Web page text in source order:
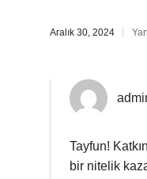
Aralık 30, 2024
Tayfun!
bir nitelik